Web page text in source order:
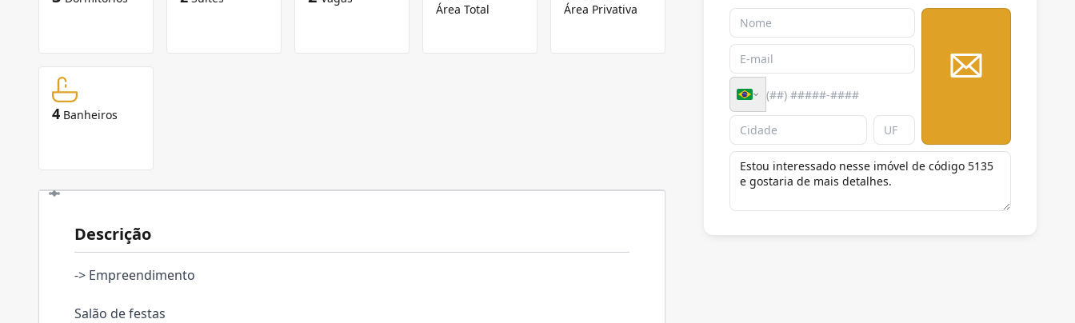
Área Total
Área Privativa
4 Banheiros
Descrição
-> Empreendimento
Salão de festas